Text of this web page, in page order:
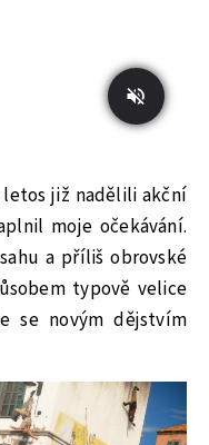
letos již nadělili akční
moje očekávání.
a příliš obrovské
typově velice
se novým dějstvím